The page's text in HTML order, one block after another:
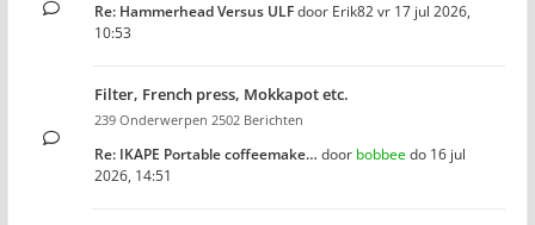
Re: Hammerhead Versus ULFdoor Erik82vr 17 jul 2026,
10:53
Filter, French press, Mokkapot etc.
239 Onderwerpen 2502 Berichten
Re: IKAPE Portable coffeemake… door bobbeedo 16 jul
2026, 14:51